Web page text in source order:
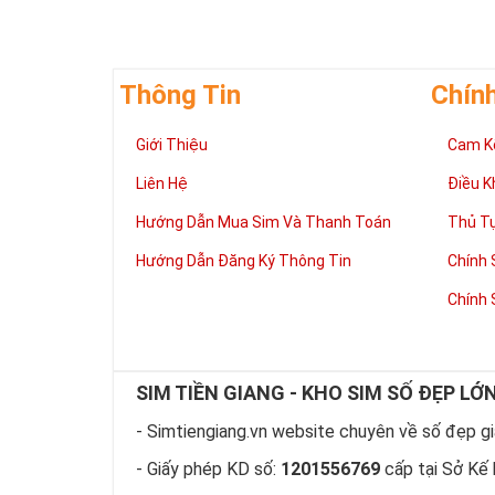
Giúp chủ nhân
Những người
có đôi có cặp,
Phát triển
Tiền tài và
thuận lợi hơn
làm việc đỡ
Thể hiện “Đẳng
Sim tứ quý 2
hiện “Đẳng
Thông Tin
Giới Thiệu
Liên Hệ
Hướng Dẫn Mua Sim Và Thanh Toán
Hướng Dẫn Đăng Ký Thông Tin
Cam
Điều
Thủ
Chính
Chính
SIM TIỀN GIANG - KHO SIM SỐ ĐẸP
- Simtiengiang.vn website chuyên về số đẹp
- Giấy phép KD số: 1201556769 cấp tại Sở Kế